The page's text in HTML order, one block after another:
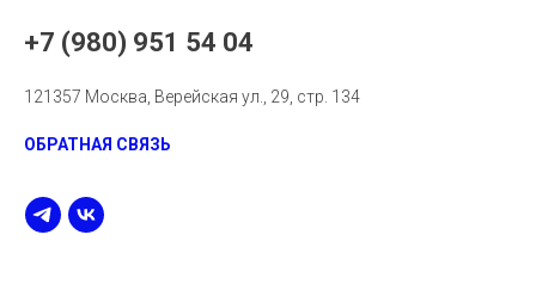
+7 (980) 951 54 04
121357 Москва, Верейская ул., 29, стр. 134
ОБРАТНАЯ СВЯЗЬ